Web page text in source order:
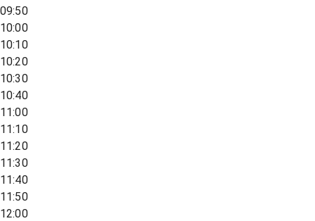
09:50
10:00
10:10
10:20
10:30
10:40
11:00
11:10
11:20
11:30
11:40
11:50
12:00